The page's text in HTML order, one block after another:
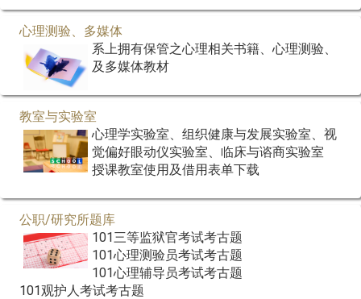
心理测验、多媒体
系上拥有保管之心理相关书籍、心理测验、
及多媒体教材
教室与实验室
心理学实验室、组织健康与发展实验室、视
觉偏好眼动仪实验室、临床与谘商实验室
授课教室使用及借用表单下载
公职/研究所题库
101三等监狱官考试考古题
101心理测验员考试考古题
101心理辅导员考试考古题
101观护人考试考古题